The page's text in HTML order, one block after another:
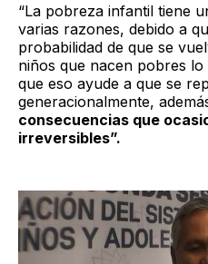
“La pobreza infantil tiene
varias razones, debido a
probabilidad de que se
niños que nacen pobres
que eso ayude a que se
generacionalmente,
consecuencias que
irreversibles”.